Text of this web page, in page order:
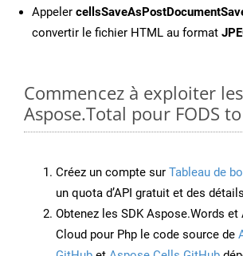
Appeler
convertir le fichier HTML au format
Commencez à exploiter les
Aspose.Total pour FODS to
Créez un compte sur Tableau de
un quota d’API gratuit et des
Obtenez les SDK Aspose.Words
Cloud pour Php le code source de